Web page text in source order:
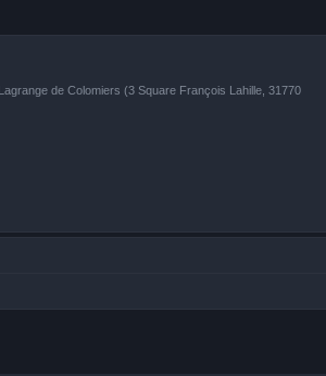
de Colomiers (3 Square François Lahille, 31770